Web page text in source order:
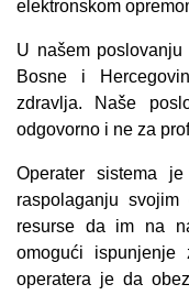
elektronskom
U našem
Bosne i
zdravlja. Naše
odgovorno i ne za
Operater sistema
raspolaganju
resurse da im na
omogući ispunjenje
operatera je da